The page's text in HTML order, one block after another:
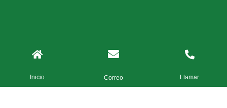
Inicio Correo Llamar